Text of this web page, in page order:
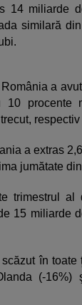
14 miliarde
similară
a
procente
a extras
jumătate
trimestrul al
15 miliarde
în toate
(-16%)